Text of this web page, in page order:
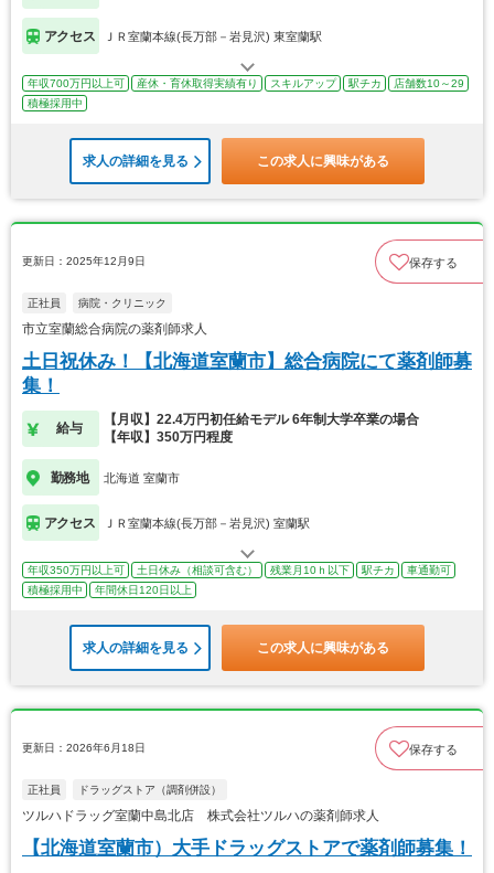
アクセス ＪＲ室蘭本線(長万部－岩見沢) 東室蘭駅
年収700万円以上可 産休・育休取得実績有り スキルアップ 駅チカ
店舗数10～29
積極採用中
求人の詳細を見る この求人に興味がある
更新日：2025年12月9日 保存する
正社員 病院・クリニック
市立室蘭総合病院の薬剤師求人
土日祝休み！【北海道室蘭市】総合病院にて薬剤師募
集！
給与
【月収】22.4万円初任給モデル 6年制大学卒業の場合
【年収】350万円程度
勤務地 北海道 室蘭市
アクセス ＪＲ室蘭本線(長万部－岩見沢) 室蘭駅
年収350万円以上可 土日休み（相談可含む） 残業月10ｈ以下 駅チカ
車通勤可
積極採用中
年間休日120日以上
求人の詳細を見る この求人に興味がある
更新日：2026年6月18日 保存する
正社員 ドラッグストア（調剤併設）
ツルハドラッグ室蘭中島北店 株式会社ツルハの薬剤師求人
【北海道室蘭市）大手ドラッグストアで薬剤師募集！